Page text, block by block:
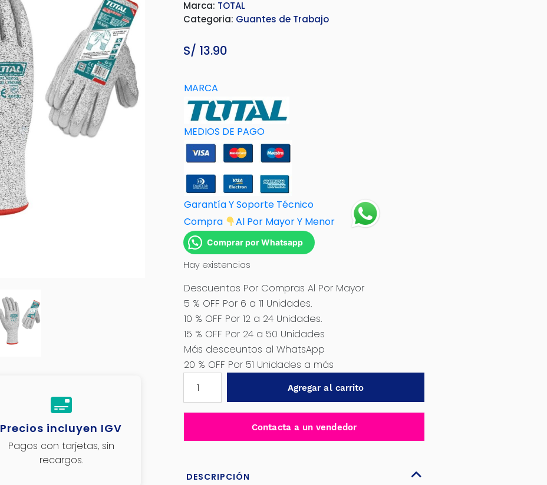
Precios incluyen IGV
Pagos con tarjetas, sin
recargos.
Marca: TOTAL
Categoria: Guantes de Trabajo
S/ 13.90
MARCA
MEDIOS DE PAGO
Garantía Y Soporte Técnico
Compra
Al Por Mayor Y Menor
Comprar por Whatsapp
Hay existencias
Descuentos Por Compras Al Por Mayor
5 % OFF Por 6 a 11 Unidades.
10 % OFF Por 12 a 24 Unidades.
15 % OFF Por 24 a 50 Unidades
Más desceuntos al WhatsApp
20 % OFF Por 51 Unidades a más
GUANTES
XL
Agregar al carrito
Contacta a un vendedor
DESCRIPCIÓN